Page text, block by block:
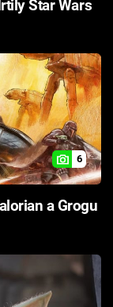
Star Wars
6
a Grogu